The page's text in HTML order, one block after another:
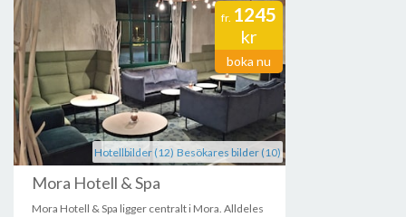
fr. 1245
kr
boka nu
Hotellbilder (12) Besökares bilder (10)
Mora Hotell & Spa
Mora Hotell & Spa ligger centralt i Mora. Alldeles